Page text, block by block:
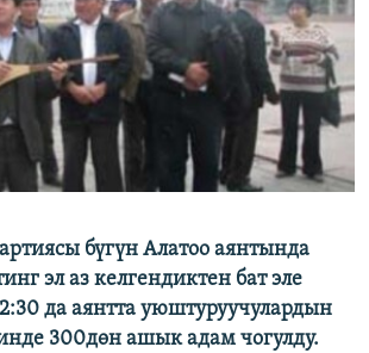
бүгүн Алатоо аянтында
эл аз келгендиктен бат эле
да аянтта уюштуруучулардын
300дөн ашык адам чогулду.